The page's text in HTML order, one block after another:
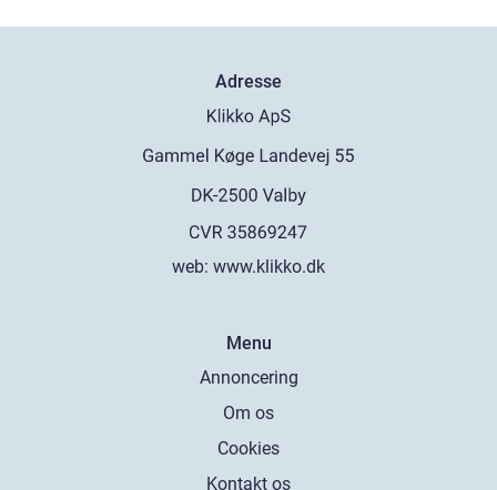
Adresse
web: www.klikko.dk
Menu
Annoncering
Om os
Cookies
Kontakt os